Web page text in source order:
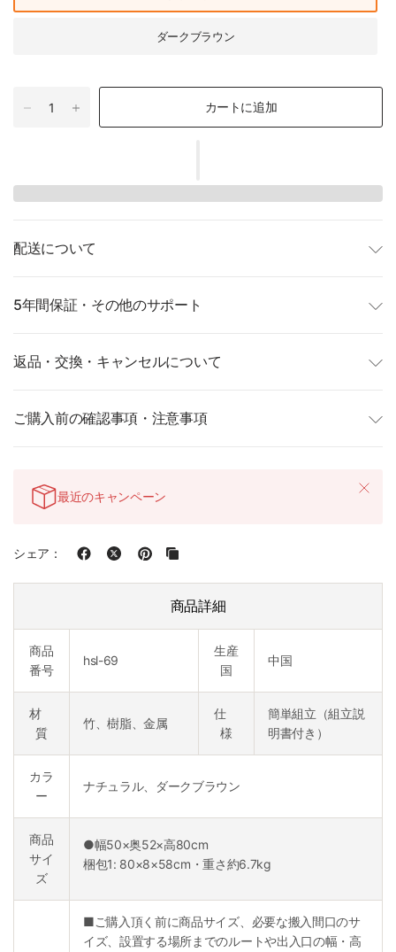
ダークブラウン
カートに追加
配送について
5年間保証・その他のサポート
返品・交換・キャンセルについて
ご購入前の確認事項・注意事項
最近のキャンペーン
シェア：
商品詳細
商品
番号
hsl-69
生産
国
中国
材
質
竹、樹脂、金属
仕
様
簡単組立（組立説
明書付き）
カラ
ー
ナチュラル、ダークブラウン
商品
サイ
ズ
●幅50×奥52×高80cm
梱包1: 80×8×58cm・重さ約6.7kg
■ご購入頂く前に商品サイズ、必要な搬入間口のサ
イズ、設置する場所までのルートや出入口の幅・高